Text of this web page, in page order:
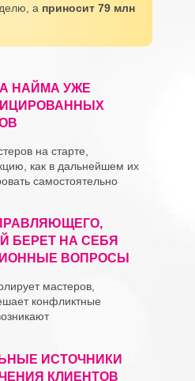
а приносит 79 млн
НАЙМА УЖЕ
на старте,
как в дальнейшем их
самостоятельно
БЕРЕТ НА СЕБЯ
ВОПРОСЫ
мастеров,
конфликтные
ИСТОЧНИКИ
КЛИЕНТОВ